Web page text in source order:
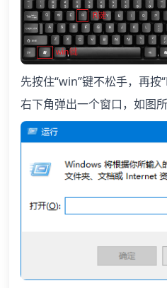
先按住“win”键不松手，再按
右下角弹出一个窗口，如图所